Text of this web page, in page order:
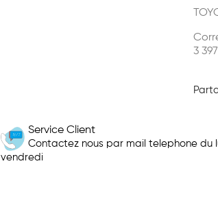
3
Service Client
Contactez nous par mail telephone du
vendredi